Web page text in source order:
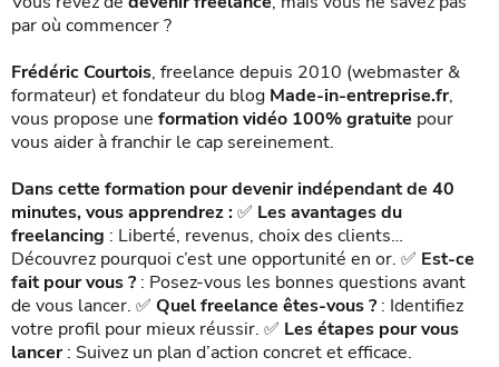
par où commencer ?
Frédéric Courtois, freelance depuis 2010 (webmaster &
formateur) et fondateur du blog Made-in-entreprise.fr,
vous propose une formation vidéo 100% gratuite pour
vous aider à franchir le cap sereinement.
Dans cette formation pour devenir indépendant de 40
minutes, vous apprendrez :✅ Les avantages du
freelancing : Liberté, revenus, choix des clients…
Découvrez pourquoi c’est une opportunité en or. ✅ Est-ce
fait pour vous ? : Posez-vous les bonnes questions avant
de vous lancer. ✅ Quel freelance êtes-vous ? : Identifiez
votre profil pour mieux réussir. ✅ Les étapes pour vous
lancer: Suivez un plan d’action concret et efficace.